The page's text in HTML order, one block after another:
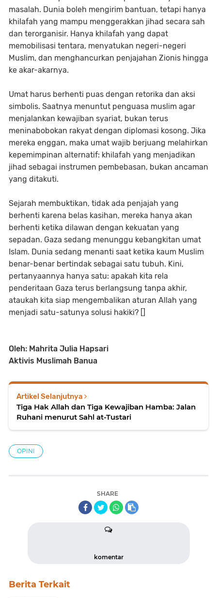
masalah. Dunia boleh mengirim bantuan, tetapi hanya
khilafah yang mampu menggerakkan jihad secara sah
dan terorganisir. Hanya khilafah yang dapat
memobilisasi tentara, menyatukan negeri-negeri
Muslim, dan menghancurkan penjajahan Zionis hingga
ke akar-akarnya.
Umat harus berhenti puas dengan retorika dan aksi
simbolis. Saatnya menuntut penguasa muslim agar
menjalankan kewajiban syariat, bukan terus
meninabobokan rakyat dengan diplomasi kosong. Jika
mereka enggan, maka umat wajib berjuang melahirkan
kepemimpinan alternatif: khilafah yang menjadikan
jihad sebagai instrumen pembebasan, bukan ancaman
yang ditakuti.
Sejarah membuktikan, tidak ada penjajah yang
berhenti karena belas kasihan, mereka hanya akan
berhenti ketika dilawan dengan kekuatan yang
sepadan. Gaza sedang menunggu kebangkitan umat
Islam. Dunia sedang menanti saat ketika kaum Muslim
benar-benar bertindak sebagai satu tubuh. Kini,
pertanyaannya hanya satu: apakah kita rela
penderitaan Gaza terus berlangsung tanpa akhir,
ataukah kita siap mengembalikan aturan Allah yang
menjadi satu-satunya solusi hakiki? []
Oleh: Mahrita Julia Hapsari
Aktivis Muslimah Banua
Artikel Selanjutnya
Tiga Hak Allah dan Tiga Kewajiban Hamba: Jalan
Ruhani menurut Sahl at-Tustari
OPINI
SHARE
komentar
Berita Terkait